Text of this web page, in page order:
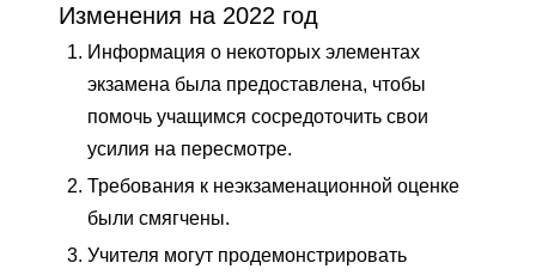
Изменения на 2022 год
Информация о некоторых элементах
экзамена была предоставлена, чтобы
помочь учащимся сосредоточить свои
усилия на пересмотре.
Требования к неэкзаменационной оценке
были смягчены.
Учителя могут продемонстрировать